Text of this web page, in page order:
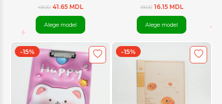
49.00 41.65 MDL
Alege model
19.00 16.15 MDL
Alege model
-15% -15%